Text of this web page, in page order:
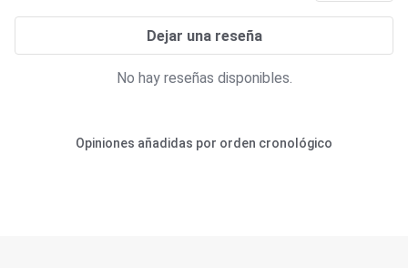
Dejar una reseña
No hay reseñas disponibles.
Opiniones añadidas por orden cronológico